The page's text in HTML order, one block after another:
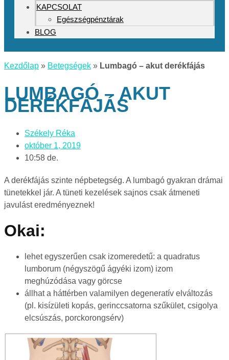
KAPCSOLAT
Egészségpénztárak
BLOG
Kezdőlap » Betegségek » Lumbagó – akut derékfájás
LUMBAGÓ – AKUT
DERÉKFÁJÁS
Székely Réka
október 1, 2019
10:58 de.
A derékfájás szinte népbetegség. A lumbagó gyakran drámai
tünetekkel jár. A tüneti kezelések sajnos csak átmeneti
javulást eredményeznek!
Okai:
lehet egyszerűen csak izomeredetű: a quadratus
lumborum (négyszögű ágyéki izom) izom
meghúzódása vagy görcse
állhat a háttérben valamilyen degeneratív elváltozás
(pl. kisízületi kopás, gerinccsatorna szűkület, csigolya
elcsúszás, porckorongsérv)